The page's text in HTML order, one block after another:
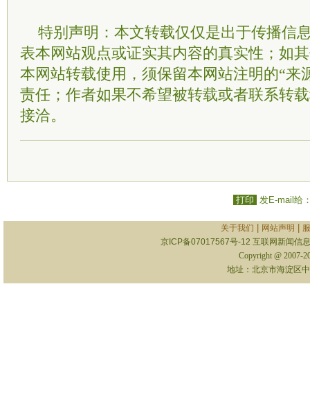
特别声明：本文转载仅仅是出于传播信
表本网站观点或证实其内容的真实性；如
本网站转载使用，须保留本网站注明的“来
责任；作者如果不希望被转载或者联系转
接洽。
打印 发E-mail给
关于我们 网站声明
京ICP备07017567号-12 互联网新闻信
Copyright @ 2007-
地址：北京市海淀区